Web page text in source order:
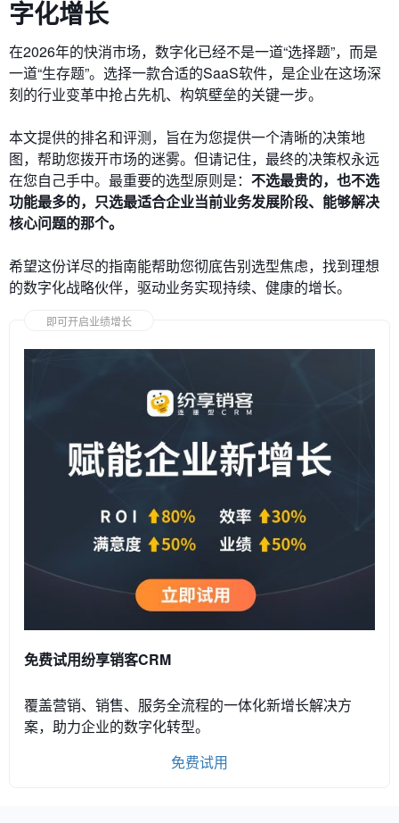
字化增长
在2026年的快消市场，数字化已经不是一道“选择题”，而是
一道“生存题”。选择一款合适的SaaS软件，是企业在这场深
刻的行业变革中抢占先机、构筑壁垒的关键一步。
本文提供的排名和评测，旨在为您提供一个清晰的决策地
图，帮助您拨开市场的迷雾。但请记住，最终的决策权永远
在您自己手中。最重要的选型原则是： 不选最贵的，也不选
功能最多的，只选最适合企业当前业务发展阶段、能够解决
核心问题的那个。
希望这份详尽的指南能帮助您彻底告别选型焦虑，找到理想
的数字化战略伙伴，驱动业务实现持续、健康的增长。
即可开启业绩增长
免费试用纷享销客CRM
覆盖营销、销售、服务全流程的一体化新增长解决方
案，助力企业的数字化转型。
免费试用